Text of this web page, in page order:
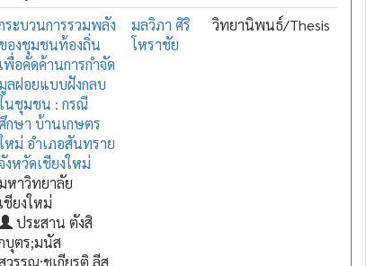
ระบวนการรวมพลัง
องชุมชนท้องถิ่น
เพื่อคัดค้านการกำจัด
ลฝอยแบบฝังกลบ
นชุมชน : กรณี
กษา บ้านเกษตร
หม่ อำเภอสันทราย
งหวัดเชียงใหม่
หาวิทยาลัย
เชียงใหม่
ประสาน ตังสิ
บุตร;มนัส
วรรณ;ชูเกียรติ ลีสุ
มลวิภา ศิริ
โหราชัย
วิทยานิพนธ์/Thesis